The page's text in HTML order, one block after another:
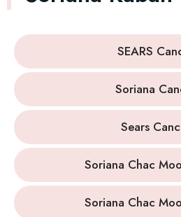
SEARS
Soriana
Sears
Soriana Chac
Soriana Chac